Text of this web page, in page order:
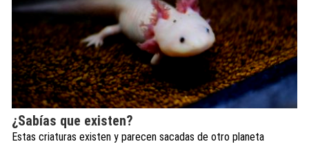
¿Sabías que existen?
Estas criaturas existen y parecen sacadas de otro planeta